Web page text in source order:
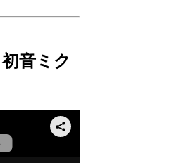
音ミク